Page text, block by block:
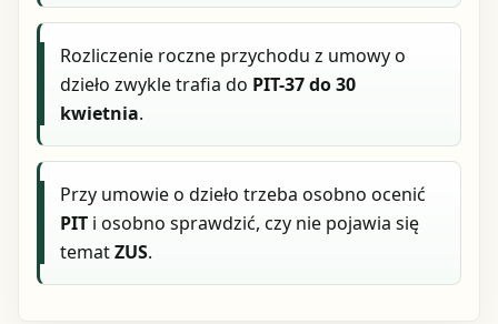
Rozliczenie roczne przychodu z umowy o
dzieło zwykle trafia do PIT-37 do 30
kwietnia.
Przy umowie o dzieło trzeba osobno ocenić
PIT i osobno sprawdzić, czy nie pojawia się
tematZUS.